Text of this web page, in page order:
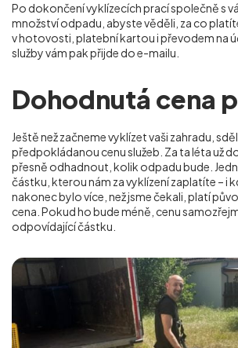
Po dokončení vyklízecích prací společně s
množství odpadu, abyste věděli, za co
v hotovosti, platební kartou i převodem na
služby vám pak přijde do e-mailu.
Dohodnutá cena
Ještě než začneme vyklízet vaši zahradu,
předpokládanou cenu služeb. Za ta léta už
přesně odhadnout, kolik odpadu bude.
částku, kterou nám za vyklízení zaplatíte – i
nakonec bylo více, než jsme čekali, platí
cena. Pokud ho bude méně, cenu
odpovídající částku.